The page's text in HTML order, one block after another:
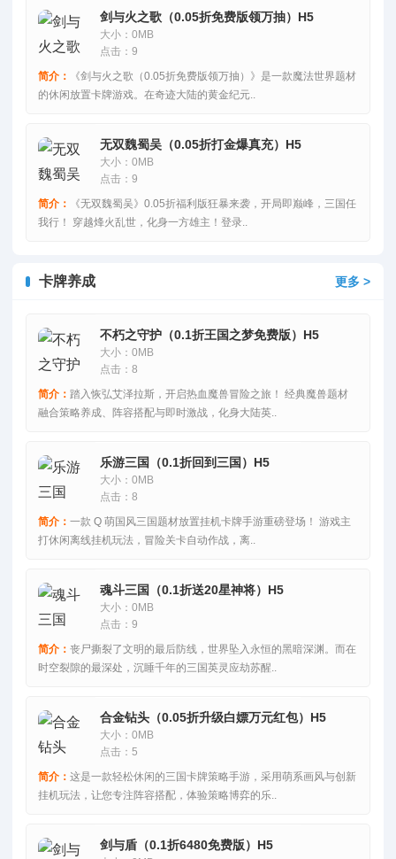
剑与火之歌（0.05折免费版领万抽）H5
大小：0MB
点击：9
简介：
《剑与火之歌（0.05折免费版领万抽）》是一款魔法世界题材
的休闲放置卡牌游戏。在奇迹大陆的黄金纪元..
无双魏蜀吴（0.05折打金爆真充）H5
大小：0MB
点击：9
简介：
《无双魏蜀吴》0.05折福利版狂暴来袭，开局即巅峰，三国任
我行！ 穿越烽火乱世，化身一方雄主！登录..
卡牌养成 更多 >
不朽之守护（0.1折王国之梦免费版）H5
大小：0MB
点击：8
简介： 踏入恢弘艾泽拉斯，开启热血魔兽冒险之旅！ 经典魔兽题材
融合策略养成、阵容搭配与即时激战，化身大陆英..
乐游三国（0.1折回到三国）H5
大小：0MB
点击：8
简介： 一款 Q 萌国风三国题材放置挂机卡牌手游重磅登场！ 游戏主
打休闲离线挂机玩法，冒险关卡自动作战，离..
魂斗三国（0.1折送20星神将）H5
大小：0MB
点击：9
简介： 丧尸撕裂了文明的最后防线，世界坠入永恒的黑暗深渊。而在
时空裂隙的最深处，沉睡千年的三国英灵应劫苏醒..
合金钻头（0.05折升级白嫖万元红包）H5
大小：0MB
点击：5
简介： 这是一款轻松休闲的三国卡牌策略手游，采用萌系画风与创新
挂机玩法，让您专注阵容搭配，体验策略博弈的乐..
剑与盾（0.1折6480免费版）H5